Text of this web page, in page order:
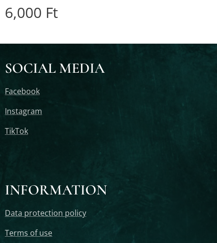
6,000 Ft
SOCIAL MEDIA
Facebook
Instagram
TikTok
INFORMATION
Data protection policy
Terms of use